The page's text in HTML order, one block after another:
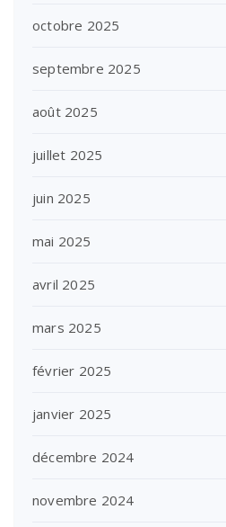
octobre 2025
septembre 2025
août 2025
juillet 2025
juin 2025
mai 2025
avril 2025
mars 2025
février 2025
janvier 2025
décembre 2024
novembre 2024